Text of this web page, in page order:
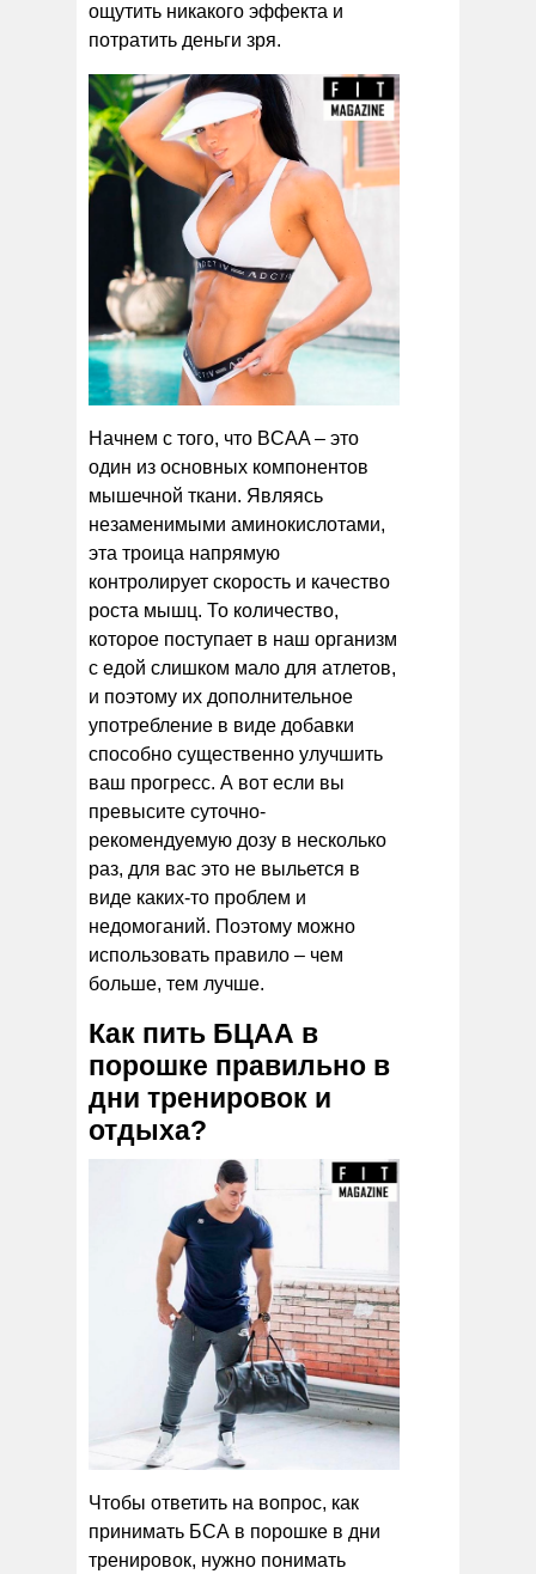
ощутить никакого эффекта и
потратить деньги зря.
Начнем с того, что BCAA – это
один из основных компонентов
мышечной ткани. Являясь
незаменимыми аминокислотами,
эта троица напрямую
контролирует скорость и качество
роста мышц. То количество,
которое поступает в наш организм
с едой слишком мало для атлетов,
и поэтому их дополнительное
употребление в виде добавки
способно существенно улучшить
ваш прогресс. А вот если вы
превысите суточно-
рекомендуемую дозу в несколько
раз, для вас это не выльется в
виде каких-то проблем и
недомоганий. Поэтому можно
использовать правило – чем
больше, тем лучше.
Как пить БЦАА в
порошке правильно в
дни тренировок и
отдыха?
Чтобы ответить на вопрос, как
принимать БСА в порошке в дни
тренировок, нужно понимать